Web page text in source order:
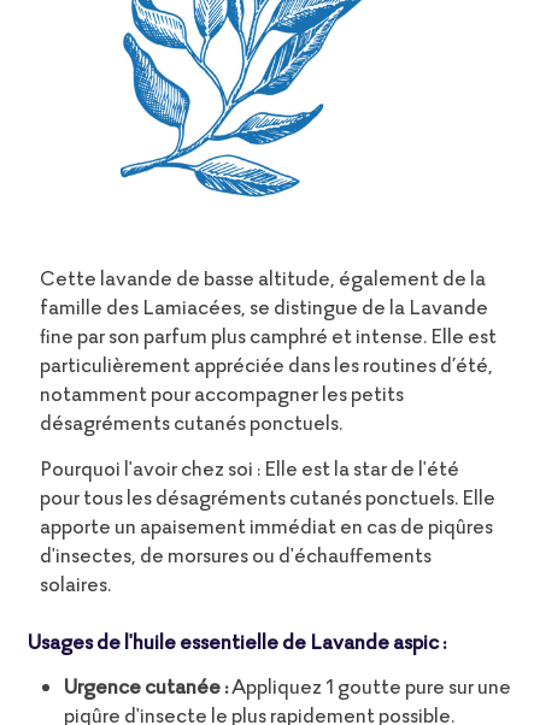
Cette lavande de basse altitude, également de la
famille des Lamiacées, se distingue de la Lavande
fine par son parfum plus camphré et intense. Elle est
particulièrement appréciée dans les routines d’été,
notamment pour accompagner les petits
désagréments cutanés ponctuels.
Pourquoi l'avoir chez soi : Elle est la star de l'été
pour tous les désagréments cutanés ponctuels. Elle
apporte un apaisement immédiat en cas de piqûres
d'insectes, de morsures ou d'échauffements
solaires.
Usages de l'huile essentielle de Lavande aspic :
Urgence cutanée :Appliquez 1 goutte pure sur une
piqûre d'insecte le plus rapidement possible.